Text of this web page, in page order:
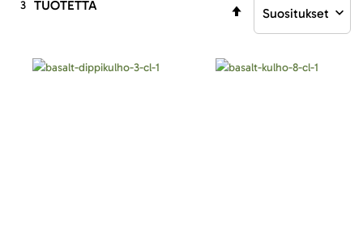
3 TUOTETTA
Aseta